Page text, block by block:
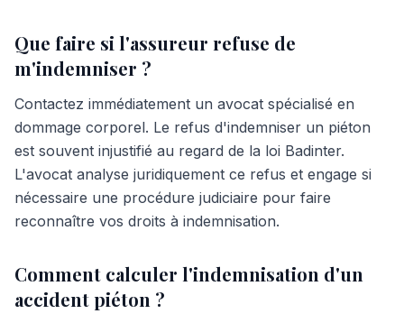
Que faire si l'assureur refuse de
m'indemniser ?
Contactez immédiatement un avocat spécialisé en
dommage corporel. Le refus d'indemniser un piéton
est souvent injustifié au regard de la loi Badinter.
L'avocat analyse juridiquement ce refus et engage si
nécessaire une procédure judiciaire pour faire
reconnaître vos droits à indemnisation.
Comment calculer l'indemnisation d'un
accident piéton ?